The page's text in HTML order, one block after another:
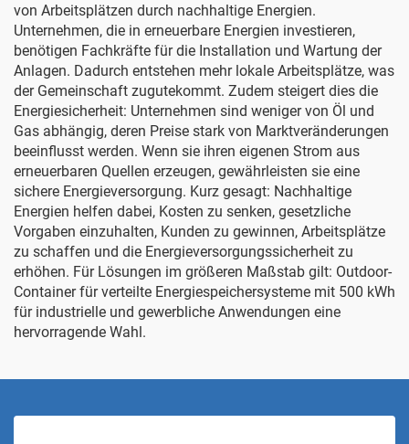
von Arbeitsplätzen durch nachhaltige Energien.
Unternehmen, die in erneuerbare Energien investieren,
benötigen Fachkräfte für die Installation und Wartung der
Anlagen. Dadurch entstehen mehr lokale Arbeitsplätze, was
der Gemeinschaft zugutekommt. Zudem steigert dies die
Energiesicherheit: Unternehmen sind weniger von Öl und
Gas abhängig, deren Preise stark von Marktveränderungen
beeinflusst werden. Wenn sie ihren eigenen Strom aus
erneuerbaren Quellen erzeugen, gewährleisten sie eine
sichere Energieversorgung. Kurz gesagt: Nachhaltige
Energien helfen dabei, Kosten zu senken, gesetzliche
Vorgaben einzuhalten, Kunden zu gewinnen, Arbeitsplätze
zu schaffen und die Energieversorgungssicherheit zu
erhöhen. Für Lösungen im größeren Maßstab gilt: Outdoor-
Container für verteilte Energiespeichersysteme mit 500 kWh
für industrielle und gewerbliche Anwendungen eine
hervorragende Wahl.